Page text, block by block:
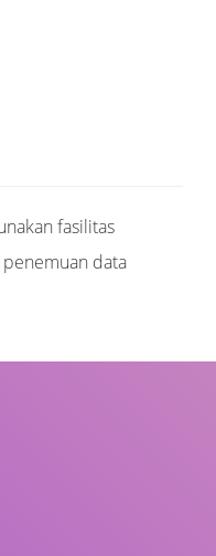
fasilitas
data